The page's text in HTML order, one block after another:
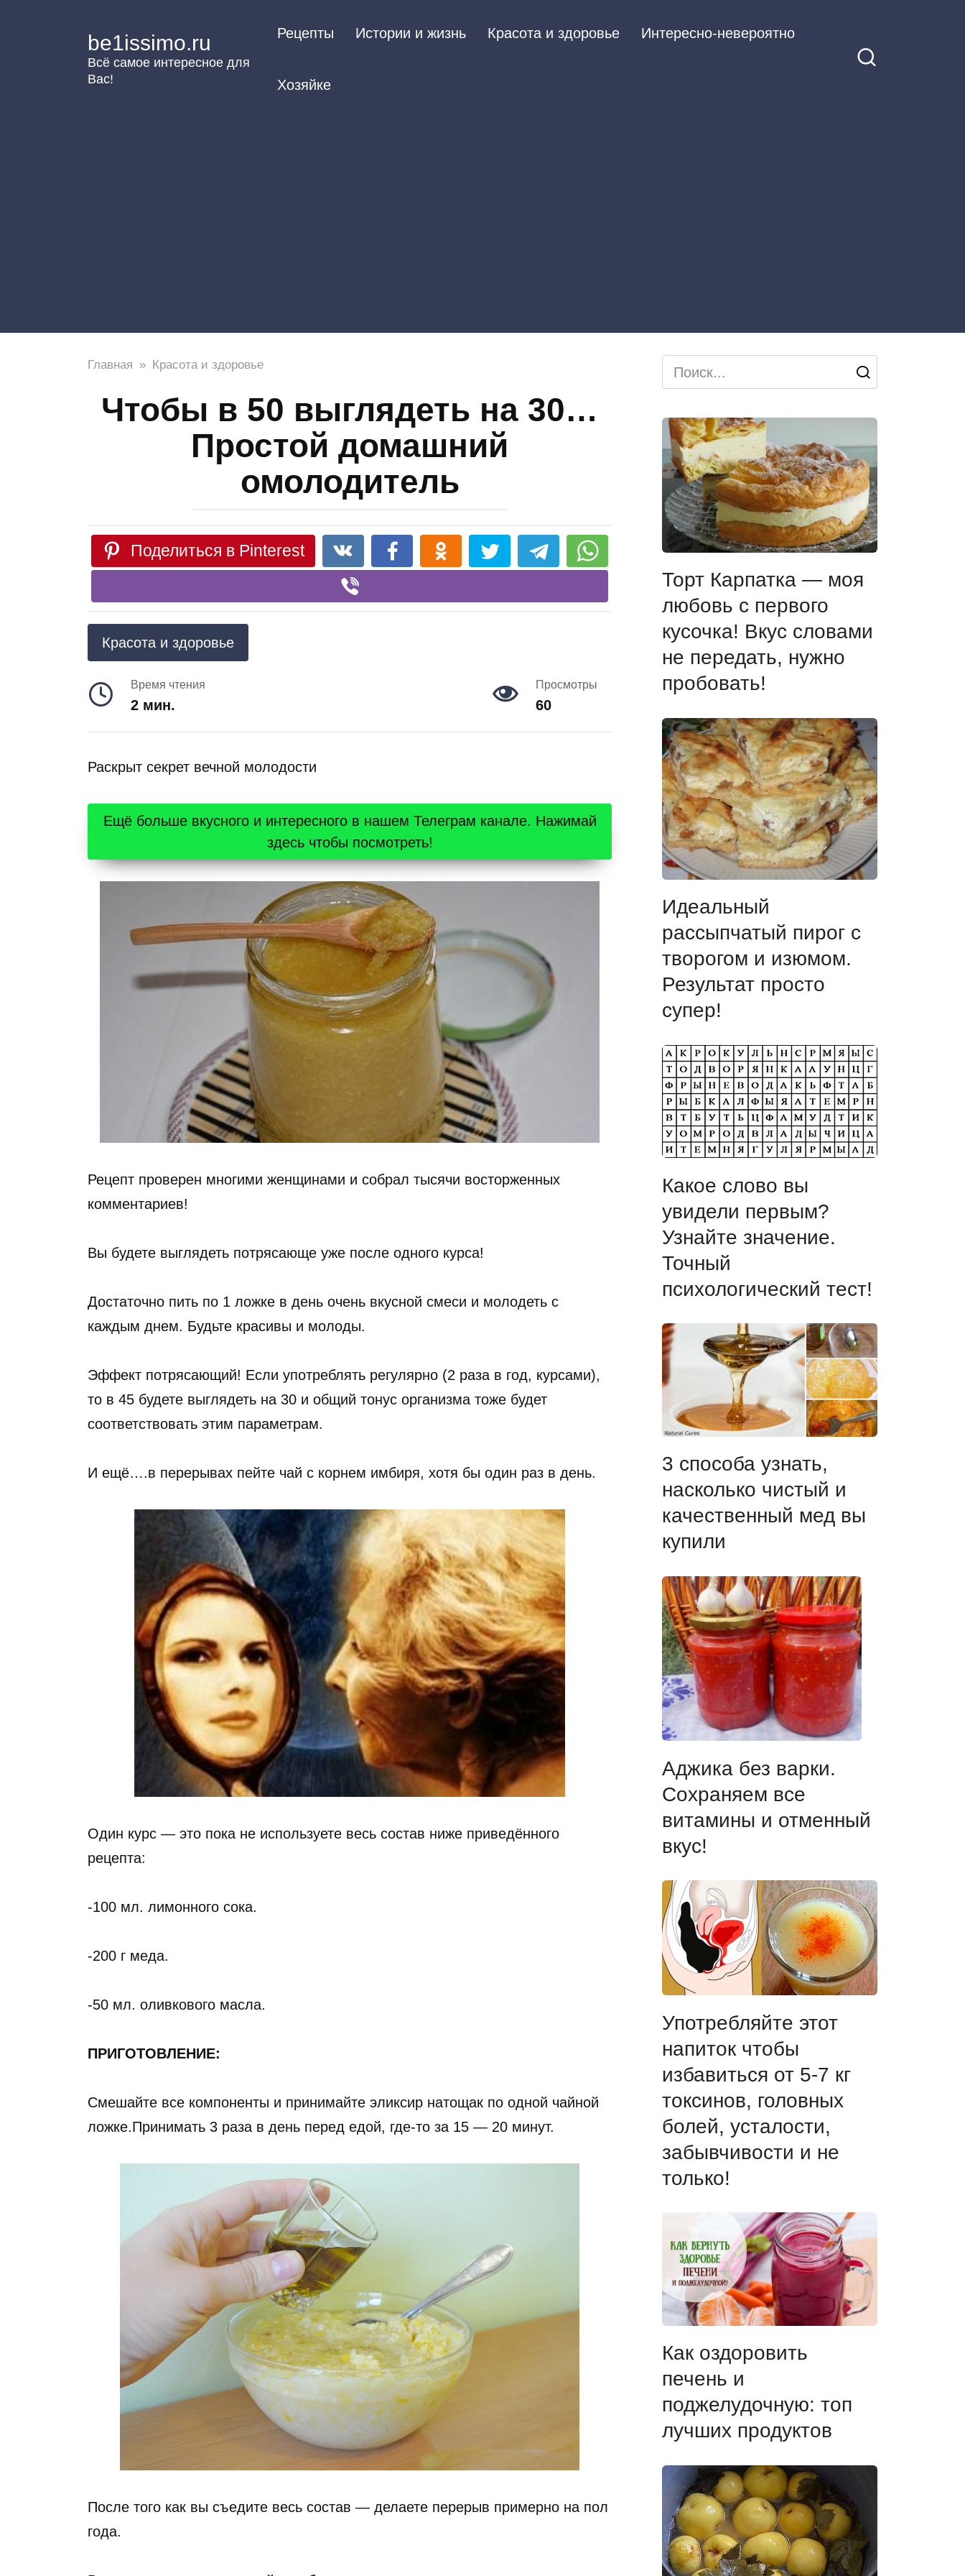
be1issimo.ru
Всё самое интересное для
Вас!
Рецепты Истории и жизнь Красота и здоровье Интересно-невероятно
Хозяйке
Главная » Красота и здоровье
Чтобы в 50 выглядеть на 30…
Простой домашний
омолодитель
Поделиться в Pinterest
Красота и здоровье
Время чтения
2 мин.
Просмотры
60
Раскрыт секрет вечной молодости
Ещё больше вкусного и интересного в нашем Телеграм канале. Нажимай
здесь чтобы посмотреть!
Рецепт проверен многими женщинами и собрал тысячи восторженных
комментариев!
Вы будете выглядеть потрясающе уже после одного курса!
Достаточно пить по 1 ложке в день очень вкусной смеси и молодеть с
каждым днем. Будьте красивы и молоды.
Эффект потрясающий! Если употреблять регулярно (2 раза в год, курсами),
то в 45 будете выглядеть на 30 и общий тонус организма тоже будет
соответствовать этим параметрам.
И ещё….в перерывах пейте чай с корнем имбиря, хотя бы один раз в день.
Один курс — это пока не используете весь состав ниже приведённого
рецепта:
-100 мл. лимонного сока.
-200 г меда.
-50 мл. оливкового масла.
ПРИГОТОВЛЕНИЕ:
Смешайте все компоненты и принимайте эликсир натощак по одной чайной
ложке.Принимать 3 раза в день перед едой, где-то за 15 — 20 минут.
После того как вы съедите весь состав — делаете перерыв примерно на пол
года.
Search
for:
Торт Карпатка — моя
любовь с первого
кусочка! Вкус словами
не передать, нужно
пробовать!
Идеальный
рассыпчатый пирог с
творогом и изюмом.
Результат просто
супер!
Какое слово вы
увидели первым?
Узнайте значение.
Точный
психологический тест!
3 способа узнать,
насколько чистый и
качественный мед вы
купили
Аджика без варки.
Сохраняем все
витамины и отменный
вкус!
Употребляйте этот
напиток чтобы
избавиться от 5-7 кг
токсинов, головных
болей, усталости,
забывчивости и не
только!
Как оздоровить
печень и
поджелудочную: топ
лучших продуктов